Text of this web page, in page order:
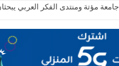
جامعة مؤتة ومنتدى الفكر العربي
صادرات صناعة عمان تكسر حاجز الــ 4 مليارات دينار في 7 أشهر بالعام الحالي